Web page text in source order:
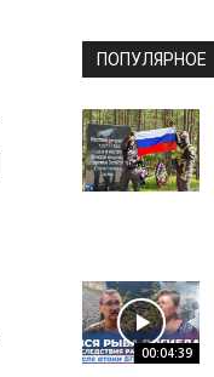
ПОПУЛЯРНОЕ
00:04:39